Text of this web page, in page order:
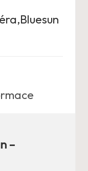
–